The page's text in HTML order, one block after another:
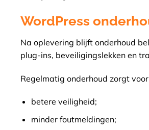
WordPress
Na oplevering blijft onderhoud
plug-ins, beveiligingslekken en
Regelmatig onderhoud zorgt
betere veiligheid;
minder foutmeldingen;